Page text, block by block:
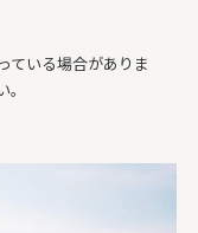
ている場合がありま